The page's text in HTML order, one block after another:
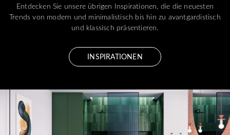
Entdecken Sie unsere übrigen Inspirationen, die die neuesten
Trends von modern und minimalistisch bis hin zu avantgardistisch
und klassisch präsentieren.
INSPIRATIONEN